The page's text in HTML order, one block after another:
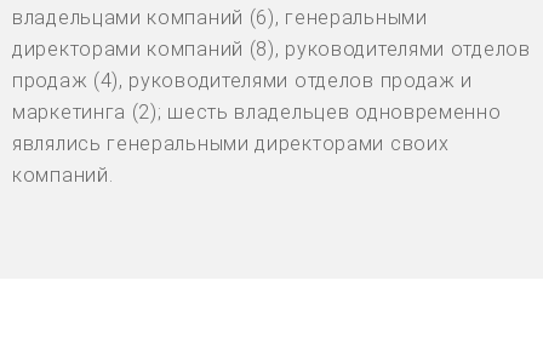
владельцами компаний (6), генеральными
директорами компаний (8), руководителями отделов
продаж (4), руководителями отделов продаж и
маркетинга (2); шесть владельцев одновременно
являлись генеральными директорами своих
компаний.